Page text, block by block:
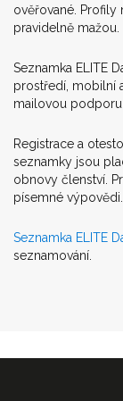
ověřované. Profily
pravidelně mažou.
Seznamka ELITE
prostředí, mobilní
mailovou podporu
Registrace a
seznamky jsou
obnovy členství.
písemné výpovědi.
Seznamka ELITE
seznamování.